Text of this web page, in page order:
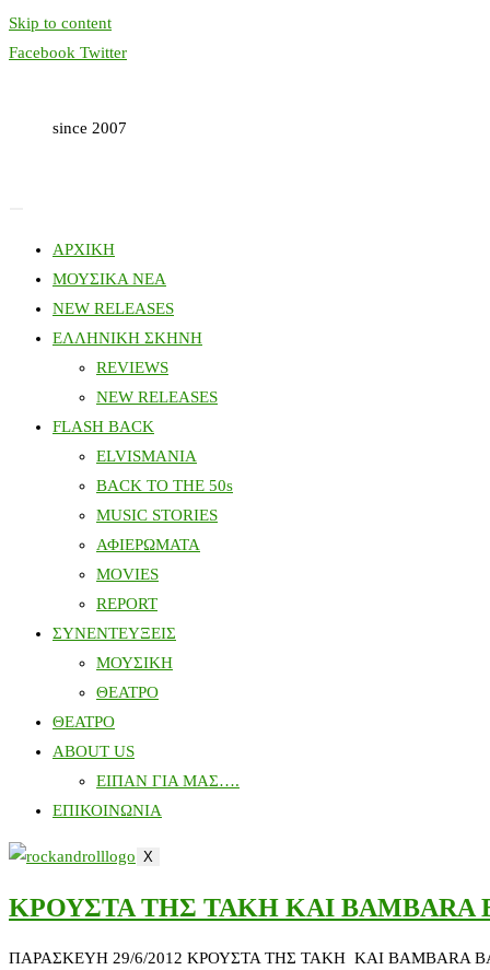
Skip to content
Facebook Twitter
since 2007
ΑΡΧΙΚΗ
ΜΟΥΣΙΚΑ ΝΕΑ
NEW RELEASES
ΕΛΛΗΝΙΚΗ ΣΚΗΝΗ
REVIEWS
NEW RELEASES
FLASH BACK
ELVISMANIA
BACK TO THE 50s
MUSIC STORIES
ΑΦΙΕΡΩΜΑΤΑ
MOVIES
REPORT
ΣΥΝΕΝΤΕΥΞΕΙΣ
ΜΟΥΣΙΚΗ
ΘΕΑΤΡΟ
ΘΕΑΤΡΟ
ABOUT US
ΕΙΠΑΝ ΓΙΑ ΜΑΣ….
ΕΠΙΚΟΙΝΩΝΙΑ
X
ΚΡΟΥΣΤΑ ΤΗΣ ΤΑΚΗ ΚΑΙ BAMBARA
ΠΑΡΑΣΚΕΥΗ 29/6/2012 ΚΡΟΥΣΤΑ ΤΗΣ ΤΑΚΗ ΚΑΙ BAMBARA